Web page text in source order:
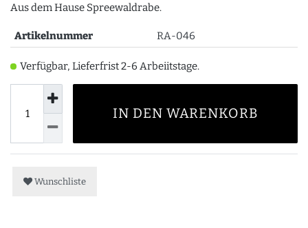
Aus dem Hause Spreewaldrabe.
Artikelnummer RA-046
Verfügbar, Lieferfrist 2-6 Arbeiitstage.
IN DEN WARENKORB
Wunschliste